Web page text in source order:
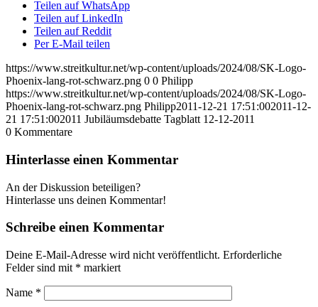
Teilen auf WhatsApp
Teilen auf LinkedIn
Teilen auf Reddit
Per E-Mail teilen
https://www.streitkultur.net/wp-content/uploads/2024/08/SK-Logo-
Phoenix-lang-rot-schwarz.png 0 0 Philipp
https://www.streitkultur.net/wp-content/uploads/2024/08/SK-Logo-
Phoenix-lang-rot-schwarz.png Philipp2011-12-21 17:51:002011-12-
21 17:51:002011 Jubiläumsdebatte Tagblatt 12-12-2011
0 Kommentare
Hinterlasse einen Kommentar
An der Diskussion beteiligen?
Hinterlasse uns deinen Kommentar!
Schreibe einen Kommentar
Deine E-Mail-Adresse wird nicht veröffentlicht. Erforderliche
Felder sind mit * markiert
Name *